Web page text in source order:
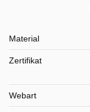
Material
Zertifikat
Webart